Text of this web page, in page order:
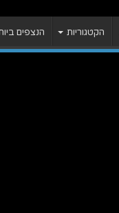
הקטגוריות הנצפים